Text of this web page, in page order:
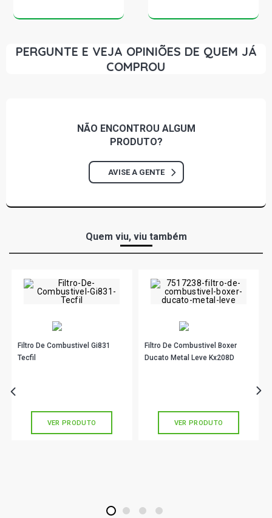
POLO STD SEDAN 2.0 8V GASOLINA (2002 - 2007)
POLO COMFORTLINE SEDAN 2.0 8V FLEX (2003 - 2006)
PERGUNTE E VEJA OPINIÕES DE QUEM JÁ
COMPROU
NÃO ENCONTROU ALGUM
PRODUTO?
AVISE A GENTE
Quem viu, viu também
Filtro De Combustivel Gi831
Tecfil
VER PRODUTO
Filtro De Combustivel Boxer
Ducato Metal Leve Kx208D
VER PRODUTO
1 2 3 4